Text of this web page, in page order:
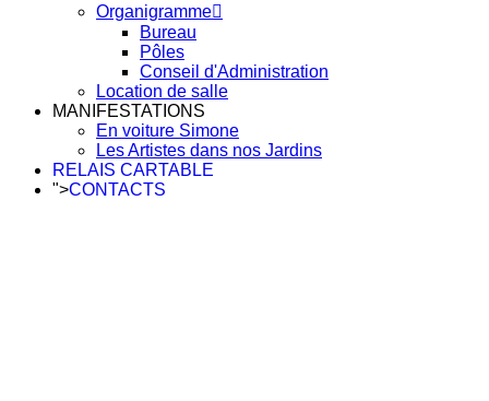
Organigramme
Bureau
Pôles
Conseil d'Administration
Location de salle
MANIFESTATIONS
En voiture Simone
Les Artistes dans nos Jardins
RELAIS CARTABLE
">CONTACTS